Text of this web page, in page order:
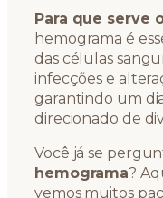
Para que serve
hemograma é
das células
infecções e
garantindo um
direcionado de
Você já se
hemograma?
vemos muitos